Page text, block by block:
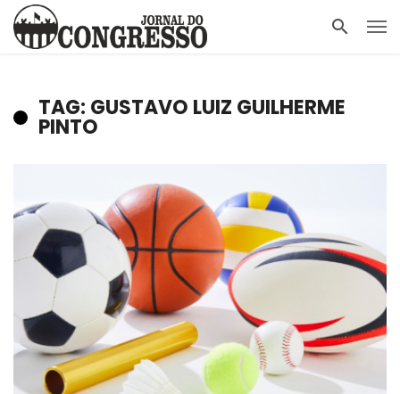
TAG: GUSTAVO LUIZ GUILHERME
PINTO